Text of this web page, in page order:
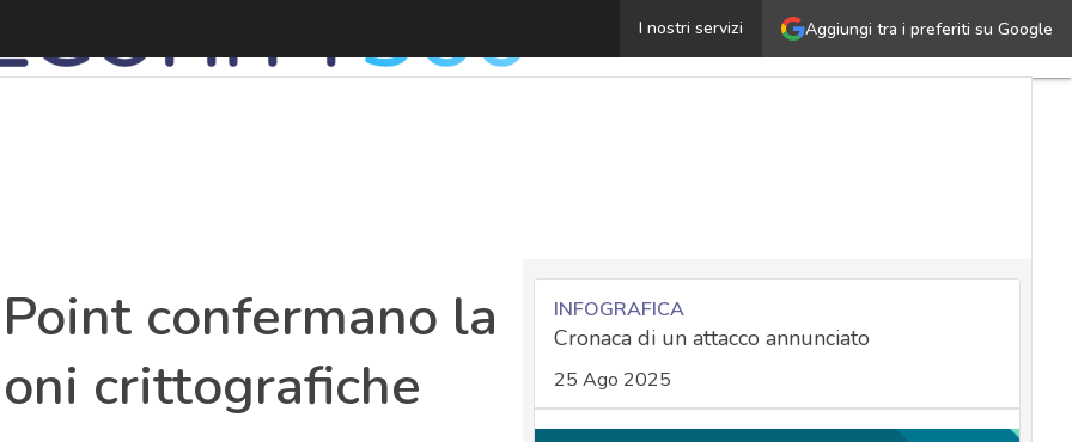
Aggiungi tra i preferiti su Google
I nostri servizi
Gli attacchi a SharePoint confermano la necessità di
confermano la
crittografiche
INFOGRAFICA
Cronaca di un attacco annunciato
25 Ago 2025